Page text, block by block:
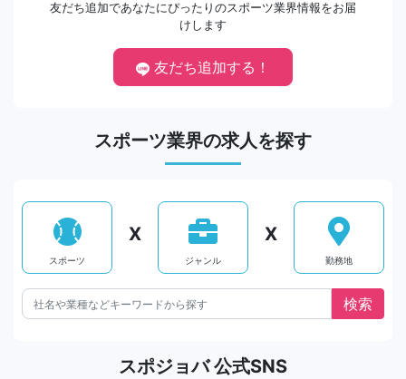
友だち追加であなたにぴったりのスポーツ業界情報をお届
けします
友だち追加する！
スポーツ業界の求人を探す
スポーツ
X
ジャンル
X
勤務地
スポジョバ 公式SNS